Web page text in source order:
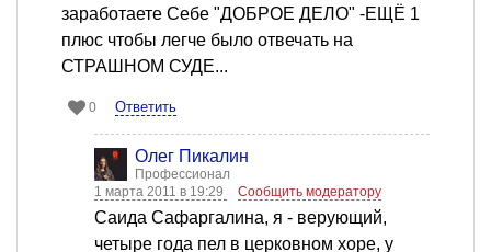
заработаете Себе "ДОБРОЕ ДЕЛО" -ЕЩЁ 1
плюс чтобы легче было отвечать на
СТРАШНОМ СУДЕ...
0 Ответить
Олег Пикалин
Профессионал
1 марта 2011 в 19:29
Сообщить модератору
Саида Сафаргалина, я - верующий,
четыре года пел в церковном хоре, у